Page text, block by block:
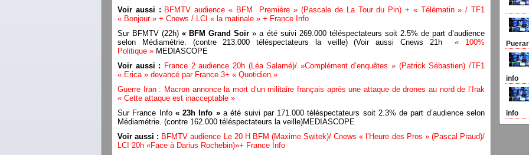
Voir aussi : BFMTV audience « BFM Première » (Pascale de La Tour du Pin) + « Télématin » / TF1
« Bonjour » + Cnews / LCI « la matinale » + France Info
Sur BFMTV (22h)« BFM Grand Soir » a été suivi 269.000 téléspectateurs soit 2.5% de part d’audience
selon Médiamétrie. (contre 213.000 téléspectateurs la veille) (Voir aussi Cnews 21h
« 100%
Politique » MEDIASCOPE
Voir aussi : France 2 audience 20h (Léa Salamé)/ »Complément d’enquêtes » (Patrick Sébastien) /TF1
« Erica » devancé par France 3+ « Quotidien »
Guerre Iran : Macron annonce la mort d’un militaire français après une attaque de drones au nord de l’Irak
« Cette attaque est inacceptable »
Sur France Info « 23h Info »a été suivi par 171.000 téléspectateurs soit 2.3% de part d’audience selon
Médiamétrie. (contre 162.000 téléspectateurs la veille)MEDIASCOPE
Voir aussi : BFMTV audience Le 20 H BFM (Maxime Switek)/ Cnews « l’Heure des Pros » (Pascal Praud)/
LCI 20h «Face à Darius Rochebin)»+ France Info
info
info